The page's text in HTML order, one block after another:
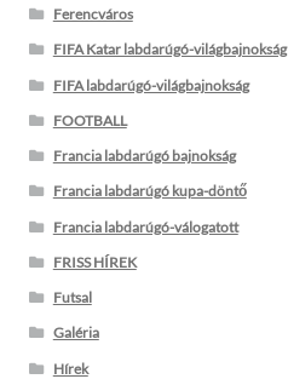
Ferencváros
FIFA Katar labdarúgó-világbajnokság
FIFA labdarúgó-világbajnokság
FOOTBALL
Francia labdarúgó bajnokság
Francia labdarúgó kupa-döntő
Francia labdarúgó-válogatott
FRISS HÍREK
Futsal
Galéria
Hírek